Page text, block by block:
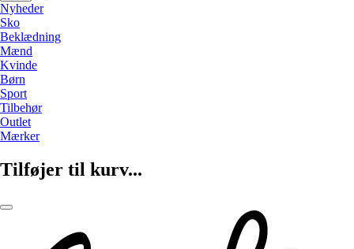
Nyheder
Sko
Beklædning
Mænd
Kvinde
Børn
Sport
Tilbehør
Outlet
Mærker
Tilføjer til kurv...